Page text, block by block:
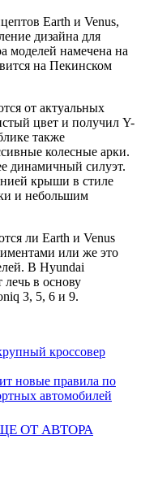
Earth и Venus,
дизайна для
моделей намечена на
на Пекинском
от актуальных
цвет и получил Y-
также
колесные арки.
динамичный силуэт.
крыши в стиле
и небольшим
ли Earth и Venus
или же это
В Hyundai
в основу
3, 5, 6 и 9.
кроссовер
новые правила по
автомобилей
ОТ АВТОРА